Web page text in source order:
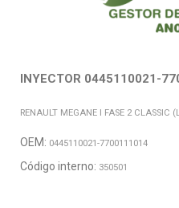
INYECTOR 0445110021-
RENAULT MEGANE I FASE 2 CLASSIC
OEM: 0445110021-7700111014
Código interno: 350501